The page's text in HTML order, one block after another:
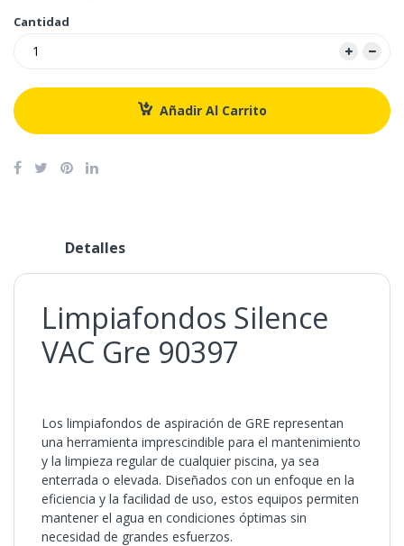
Cantidad
Añadir Al Carrito
Detalles
Limpiafondos Silence
VAC Gre 90397
Los limpiafondos de aspiración de GRE representan
una herramienta imprescindible para el mantenimiento
y la limpieza regular de cualquier piscina, ya sea
enterrada o elevada. Diseñados con un enfoque en la
eficiencia y la facilidad de uso, estos equipos permiten
mantener el agua en condiciones óptimas sin
necesidad de grandes esfuerzos.